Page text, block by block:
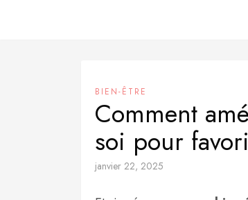
BIEN-ÊTRE
Comment
soi pour
janvier 22, 2025